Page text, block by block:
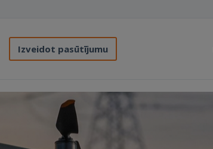
Izveidot pasūtījumu